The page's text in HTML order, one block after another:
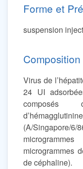
Forme et
suspension
Composition
Virus de
24 UI
composés
(A/
microgrammes
de céphaline).